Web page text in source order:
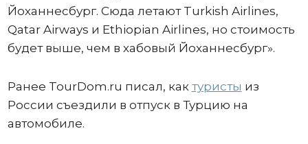
Йоханнесбург. Сюда летают Turkish Airlines,
Qatar Airways и Ethiopian Airlines, но стоимость
будет выше, чем в хабовый Йоханнесбург».
Ранее TourDom.ru писал, как туристы из
России съездили в отпуск в Турцию на
автомобиле.